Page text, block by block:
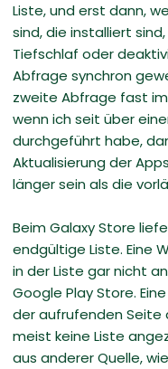
Liste, und erst dann,
sind, die installiert
Tiefschlaf oder
Abfrage synchron
zweite Abfrage fast
wenn ich seit über
durchgeführt habe,
Aktualisierung der
länger sein als die
Beim Galaxy Store
endgültige Liste. Eine
in der Liste gar nicht
Google Play Store.
der aufrufenden Seite
meist keine Liste
aus anderer Quelle,